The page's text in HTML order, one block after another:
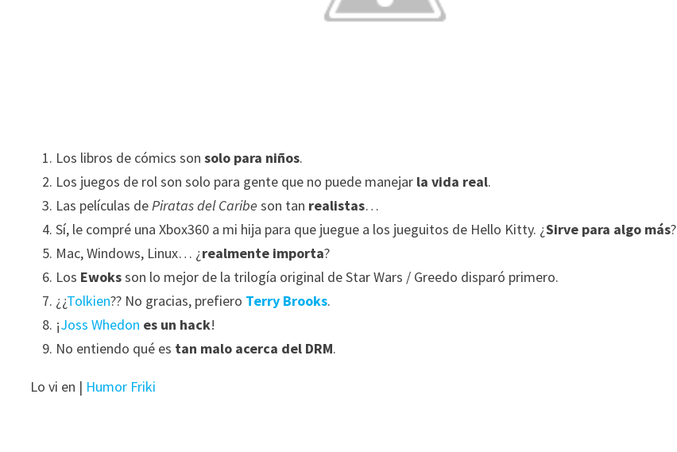
Los libros de cómics sonsolo para niños.
Los juegos de rol son solo para gente que no puede manejar la vida real.
Las películas dePiratas del Caribe son tan realistas…
Sí, le compré una Xbox360 a mi hija para que juegue a los jueguitos de Hello Kitty. ¿Sirve para algo más?
Mac, Windows, Linux… ¿realmente importa?
Los Ewoksson lo mejor de la trilogía original de Star Wars / Greedo disparó primero.
¿¿Tolkien?? No gracias, prefiero Terry Brooks.
¡Joss Whedon es un hack!
No entiendo qué es tan malo acerca del DRM.
Lo vi en | Humor Friki